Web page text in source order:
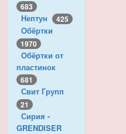
683
Нептун 425
Обёртки
1970
Обёртки от
пластинок
681
Свит Групп
21
Сирия -
GRENDISER